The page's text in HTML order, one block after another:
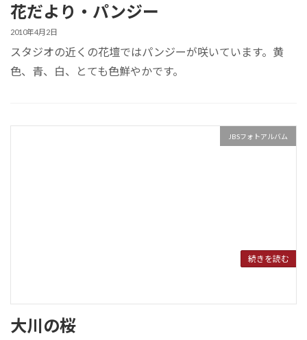
花だより・パンジー
2010年4月2日
スタジオの近くの花壇ではパンジーが咲いています。黄
色、青、白、とても色鮮やかです。
続きを読む
JBSフォトアルバム
大川の桜